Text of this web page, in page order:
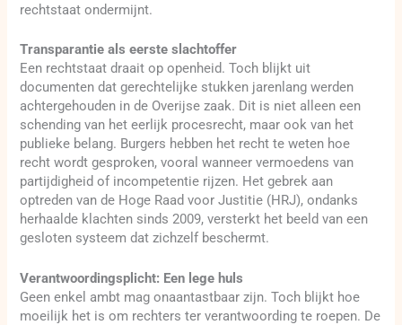
rechtstaat ondermijnt.
Transparantie als eerste slachtoffer
Een rechtstaat draait op openheid. Toch blijkt uit
documenten dat gerechtelijke stukken jarenlang werden
achtergehouden in de Overijse zaak. Dit is niet alleen een
schending van het eerlijk procesrecht, maar ook van het
publieke belang. Burgers hebben het recht te weten hoe
recht wordt gesproken, vooral wanneer vermoedens van
partijdigheid of incompetentie rijzen. Het gebrek aan
optreden van de Hoge Raad voor Justitie (HRJ), ondanks
herhaalde klachten sinds 2009, versterkt het beeld van een
gesloten systeem dat zichzelf beschermt.
Verantwoordingsplicht: Een lege huls
Geen enkel ambt mag onaantastbaar zijn. Toch blijkt hoe
moeilijk het is om rechters ter verantwoording te roepen. De